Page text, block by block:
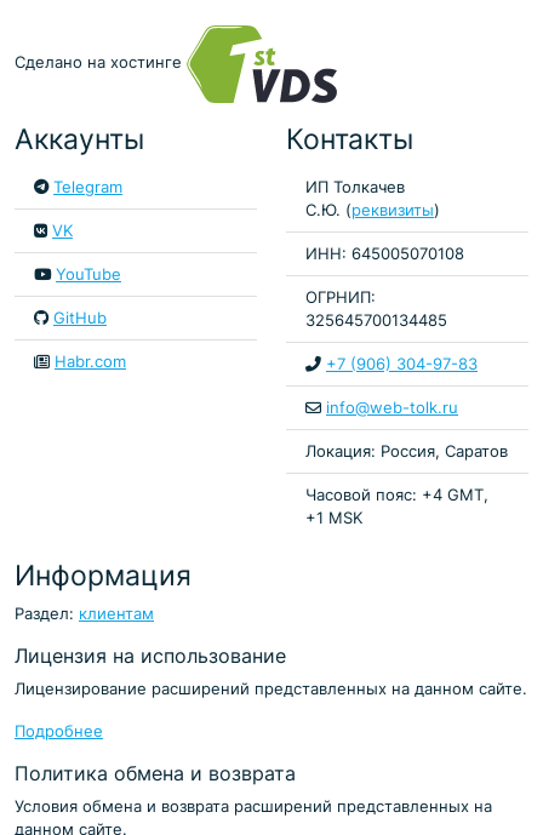
Сделано на хостинге
Аккаунты
Telegram
VK
YouTube
GitHub
Habr.com
Контакты
ИП Толкачев
С.Ю. (реквизиты)
ИНН: 645005070108
ОГРНИП:
325645700134485
+7 (906) 304-97-83
info@web-tolk.ru
Локация: Россия, Саратов
Часовой пояс: +4 GMT,
+1 MSK
Информация
Раздел: клиентам
Лицензия на использование
Лицензирование расширений представленных на данном сайте.
Подробнее
Политика обмена и возврата
Условия обмена и возврата расширений представленных на
данном сайте.